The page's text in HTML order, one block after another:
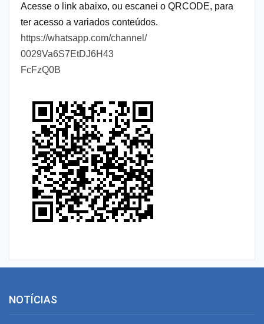
Acesse o link abaixo, ou escanei o QRCODE, para
ter acesso a variados conteúdos.
https://whatsapp.com/channel/
0029Va6S7EtDJ6H43
FcFzQ0B
NOTÍCIAS